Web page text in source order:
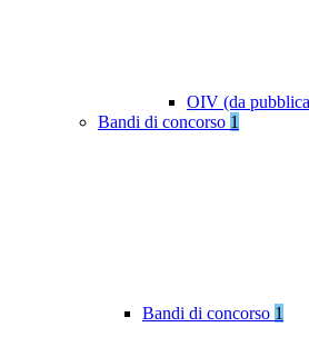
OIV (da
Bandi di concorso 1
Bandi di concorso 1